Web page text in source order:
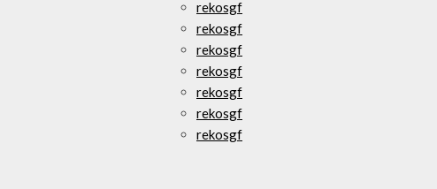
rekosgf
rekosgf
rekosgf
rekosgf
rekosgf
rekosgf
rekosgf